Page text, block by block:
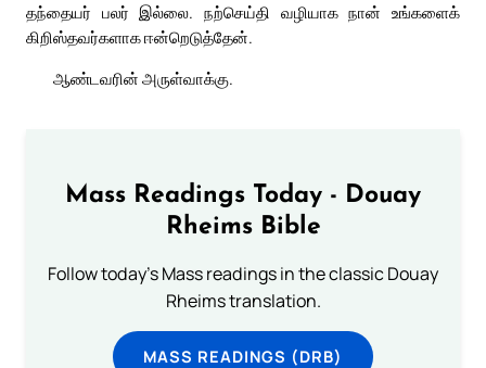
தந்தையர் பலர் இல்லை. நற்செய்தி வழியாக நான் உங்களைக்
கிறிஸ்தவர்களாக ஈன்றெடுத்தேன்.
ஆண்டவரின் அருள்வாக்கு.
Mass Readings Today - Douay
Rheims Bible
Follow today's Mass readings in the classic Douay
Rheims translation.
MASS READINGS (DRB)